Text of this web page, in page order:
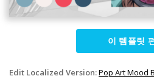
이 템플릿
Edit Localized Version:Pop Art Mood